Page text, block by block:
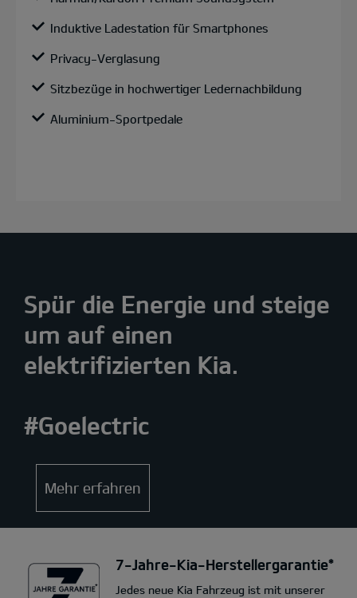
Induktive Ladestation für Smartphones
Privacy-Verglasung
Sitzbezüge in hochwertiger Ledernachbildung
Aluminium-Sportpedale
Spür die Energie und steige
um auf einen
elektrifizierten Kia.
#Goelectric
Mehr erfahren
7-Jahre-Kia-Herstellergarantie*
Jedes neue Kia Fahrzeug ist mit unserer